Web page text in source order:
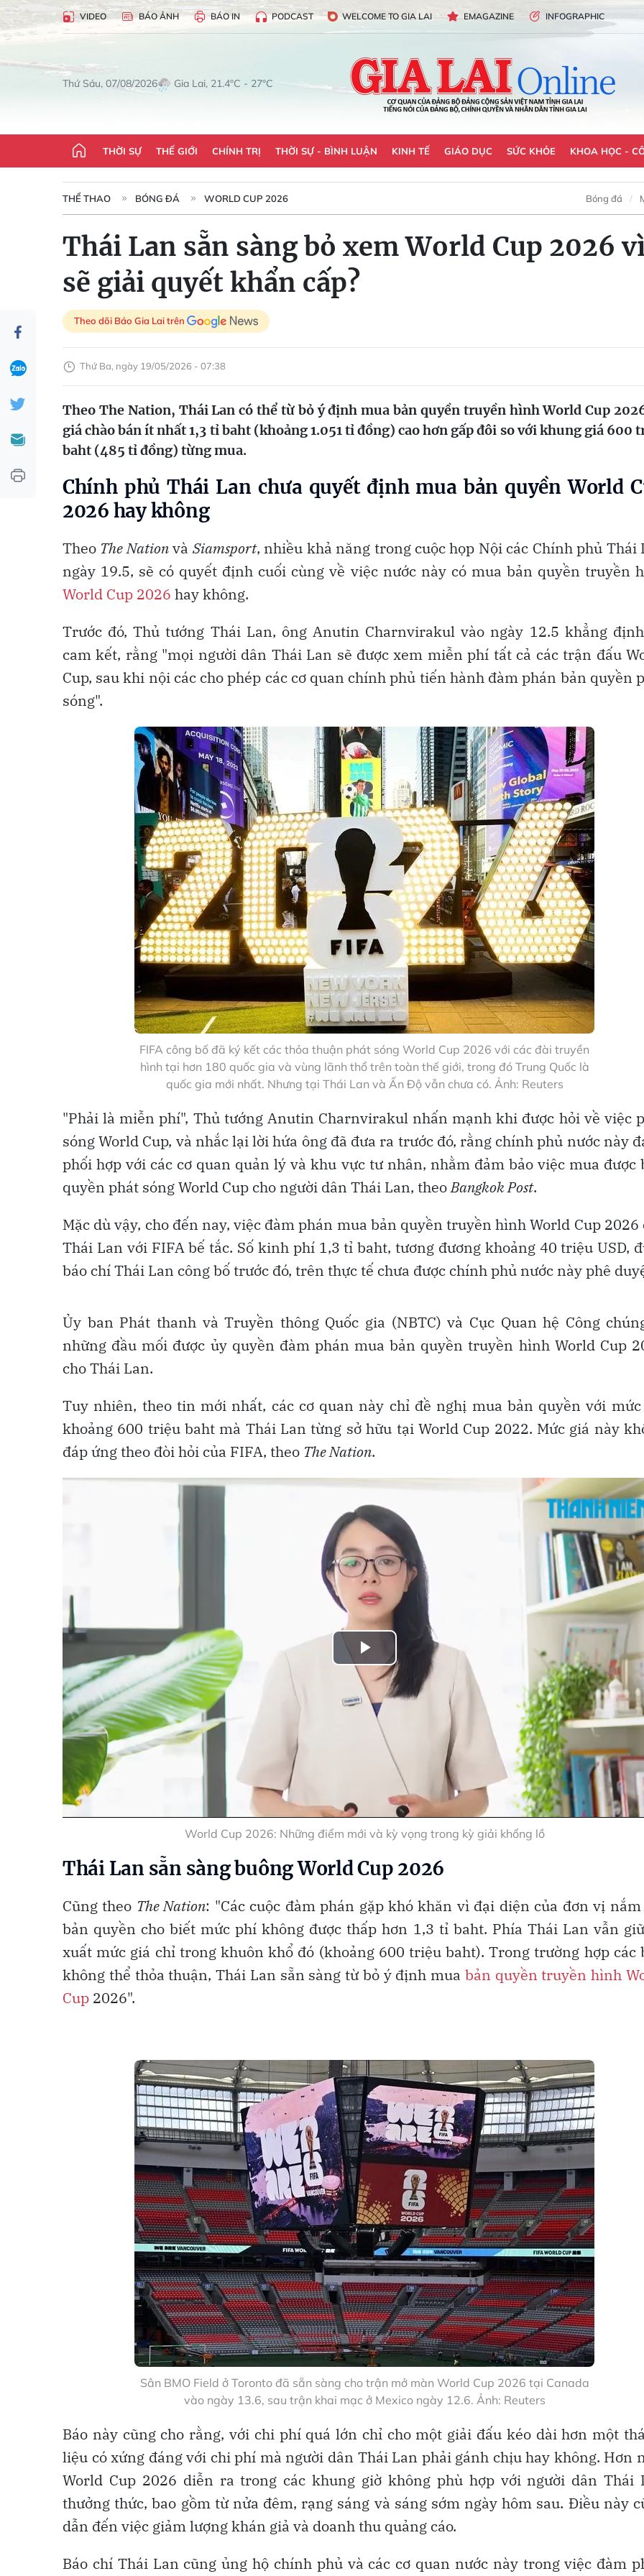
VIDEO BÁO ẢNH BÁO IN PODCAST WELCOME TO GIA LAI EMAGAZINE INFOGRAPHIC
Thứ Sáu, 07/08/2026 Gia Lai, 21.4°C - 27°C
THỜI SỰ THẾ GIỚI CHÍNH TRỊ THỜI SỰ - BÌNH LUẬN KINH TẾ GIÁO DỤC SỨC KHỎE KHOA HỌC -
THỂ THAO BÓNG ĐÁ WORLD CUP 2026 Bóng đá
Thái Lan sẵn sàng bỏ xem World Cup 2026
sẽ giải quyết khẩn cấp?
Theo dõi Báo Gia Lai trên
Thứ Ba, ngày 19/05/2026 - 07:38
Theo The Nation, Thái Lan có thể từ bỏ ý định mua bản quyền truyền hình World Cup
giá chào bán ít nhất 1,3 tỉ baht (khoảng 1.051 tỉ đồng) cao hơn gấp đôi so với khung giá 600
baht (485 tỉ đồng) từng mua.
Chính phủ Thái Lan chưa quyết định mua bản quyền World
2026 hay không
Theo The Nationvà Siamsport, nhiều khả năng trong cuộc họp Nội các Chính phủ Thái
ngày 19.5, sẽ có quyết định cuối cùng về việc nước này có mua bản quyền truyền
World Cup 2026 hay không.
Trước đó, Thủ tướng Thái Lan, ông Anutin Charnvirakul vào ngày 12.5 khẳng
cam kết, rằng "mọi người dân Thái Lan sẽ được xem miễn phí tất cả các trận đấu
Cup, sau khi nội các cho phép các cơ quan chính phủ tiến hành đàm phán bản quyền
sóng".
FIFA công bố đã ký kết các thỏa thuận phát sóng World Cup 2026 với các đài truyền
hình tại hơn 180 quốc gia và vùng lãnh thổ trên toàn thế giới, trong đó Trung Quốc là
quốc gia mới nhất. Nhưng tại Thái Lan và Ấn Độ vẫn chưa có. Ảnh: Reuters
"Phải là miễn phí", Thủ tướng Anutin Charnvirakul nhấn mạnh khi được hỏi về việc
sóng World Cup, và nhắc lại lời hứa ông đã đưa ra trước đó, rằng chính phủ nước này
phối hợp với các cơ quan quản lý và khu vực tư nhân, nhằm đảm bảo việc mua được
quyền phát sóng World Cup cho người dân Thái Lan, theoBangkok Post.
Mặc dù vậy, cho đến nay, việc đàm phán mua bản quyền truyền hình World Cup 2026
Thái Lan với FIFA bế tắc. Số kinh phí 1,3 tỉ baht, tương đương khoảng 40 triệu USD,
báo chí Thái Lan công bố trước đó, trên thực tế chưa được chính phủ nước này phê
Ủy ban Phát thanh và Truyền thông Quốc gia (NBTC) và Cục Quan hệ Công
những đầu mối được ủy quyền đàm phán mua bản quyền truyền hình World Cup
cho Thái Lan.
Tuy nhiên, theo tin mới nhất, các cơ quan này chỉ đề nghị mua bản quyền với mức
khoảng 600 triệu baht mà Thái Lan từng sở hữu tại World Cup 2022. Mức giá này
đáp ứng theo đòi hỏi của FIFA, theo The Nation.
Play
Video
World Cup 2026: Những điểm mới và kỳ vọng trong kỳ giải khổng lồ
Thái Lan sẵn sàng buông World Cup 2026
Cũng theo The Nation: "Các cuộc đàm phán gặp khó khăn vì đại diện của đơn vị
bản quyền cho biết mức phí không được thấp hơn 1,3 tỉ baht. Phía Thái Lan vẫn
xuất mức giá chỉ trong khuôn khổ đó (khoảng 600 triệu baht). Trong trường hợp các
không thể thỏa thuận, Thái Lan sẵn sàng từ bỏ ý định mua bản quyền truyền hình
Cup 2026".
Sân BMO Field ở Toronto đã sẵn sàng cho trận mở màn World Cup 2026 tại Canada
vào ngày 13.6, sau trận khai mạc ở Mexico ngày 12.6. Ảnh: Reuters
Báo này cũng cho rằng, với chi phí quá lớn chỉ cho một giải đấu kéo dài hơn một
liệu có xứng đáng với chi phí mà người dân Thái Lan phải gánh chịu hay không. Hơn
World Cup 2026 diễn ra trong các khung giờ không phù hợp với người dân Thái
thưởng thức, bao gồm từ nửa đêm, rạng sáng và sáng sớm ngày hôm sau. Điều này
dẫn đến việc giảm lượng khán giả và doanh thu quảng cáo.
Báo chí Thái Lan cũng ủng hộ chính phủ và các cơ quan nước này trong việc đàm